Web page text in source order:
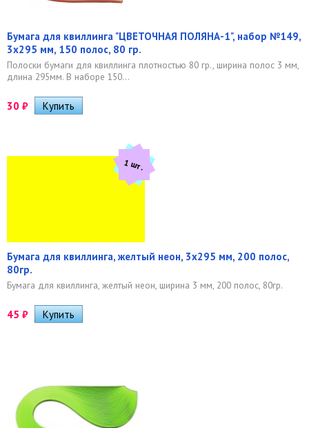
Бумага для квиллинга "ЦВЕТОЧНАЯ ПОЛЯНА-1", набор №149,
3х295 мм, 150 полос, 80 гр.
Полоски бумаги для квиллинга плотностью 80 гр., ширина полос 3 мм,
длина 295мм. В наборе 150...
30 ₽
1 шт.
Бумага для квиллинга, желтый неон, 3х295 мм, 200 полос,
80гр.
Бумага для квиллинга, желтый неон, ширина 3 мм, 200 полос, 80гр.
45 ₽